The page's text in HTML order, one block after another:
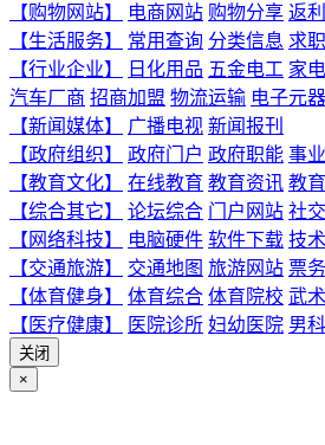
【购物网站】
电商网站 购物分享 返
【生活服务】
常用查询 分类信息 求
【行业企业】
日化用品 五金电工 家
汽车厂商 招商加盟 物流运输 电子元
【新闻媒体】
广播电视 新闻报刊
【政府组织】
政府门户 政府职能 事
【教育文化】
在线教育 教育资讯 教
【综合其它】
论坛综合 门户网站 社
【网络科技】
电脑硬件 软件下载 技
【交通旅游】
交通地图 旅游网站 票
【体育健身】
体育综合 体育院校 武
【医疗健康】
医院诊所 妇幼医院 男
关闭
×